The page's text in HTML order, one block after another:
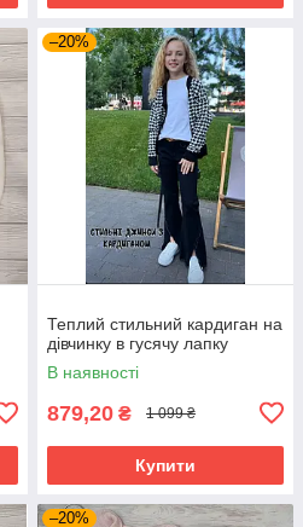
–20%
Теплий стильний кардиган на
дівчинку в гусячу лапку
В наявності
879,20 ₴ 1 099 ₴
Купити
–20%